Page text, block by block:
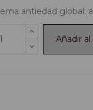
antiedad global:
Añadir